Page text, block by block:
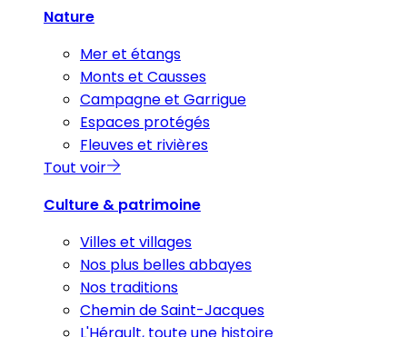
Nature
Mer et étangs
Monts et Causses
Campagne et Garrigue
Espaces protégés
Fleuves et rivières
Tout voir
Culture & patrimoine
Villes et villages
Nos plus belles abbayes
Nos traditions
Chemin de Saint-Jacques